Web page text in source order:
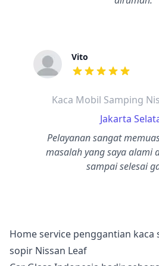
Vito
dari ulasan adalah
Kaca Mobil Samping
Jakarta
Pelayanan sangat
masalah yang saya alami
sampai selesai
Home service penggantian kaca
sopir Nissan Leaf